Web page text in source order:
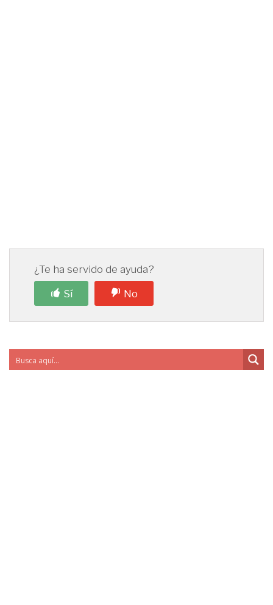
¿Te ha servido de ayuda?
Sí
No